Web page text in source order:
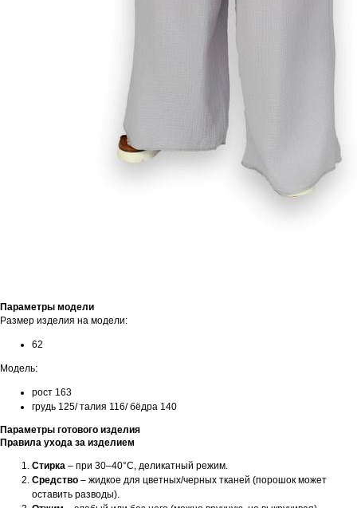
Параметры модели
Размер изделия на модели:
62
Модель:
рост 163
грудь 125/ талия 116/ бёдра 140
Параметры готового изделия
Правила ухода за изделием
Стирка – при 30–40°C, деликатный режим.
Средство – жидкое для цветных/черных тканей (порошок может
оставить разводы).